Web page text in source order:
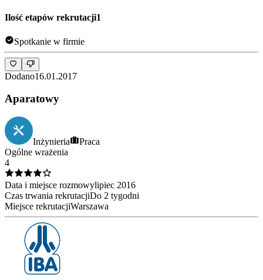
Ilość etapów rekrutacji1
Spotkanie w firmie
Dodano16.01.2017
Aparatowy
Inżynieria
Praca
Ogólne wrażenia
4
Data i miejsce rozmowylipiec 2016
Czas trwania rekrutacjiDo 2 tygodni
Miejsce rekrutacjiWarszawa